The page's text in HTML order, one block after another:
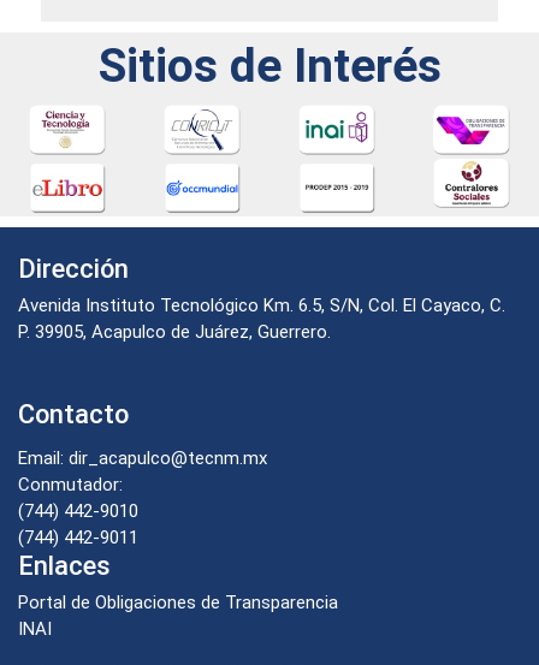
Sitios de Interés
Dirección
Avenida Instituto Tecnológico Km. 6.5, S/N, Col. El Cayaco, C.
P. 39905, Acapulco de Juárez, Guerrero.
Contacto
Email: dir_acapulco@tecnm.mx
Conmutador:
(744) 442-9010
(744) 442-9011
Enlaces
Portal de Obligaciones de Transparencia
INAI